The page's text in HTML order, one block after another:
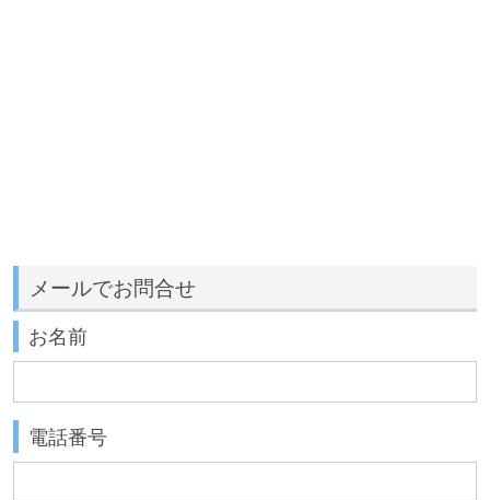
メールでお問合せ
お名前
電話番号